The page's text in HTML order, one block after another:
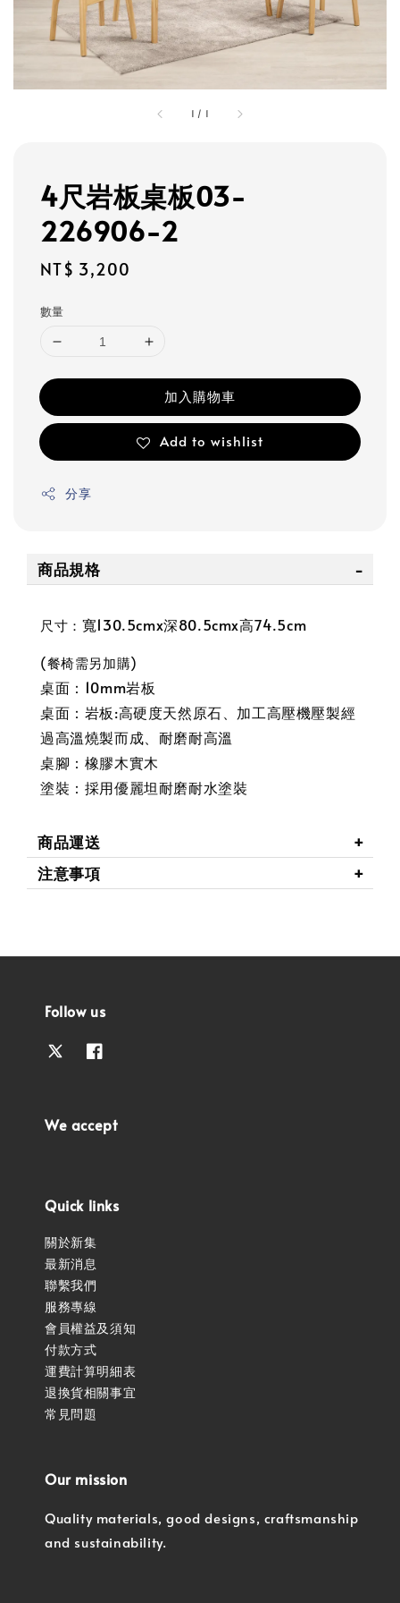
1 / 1
4尺岩板桌板03-
226906-2
Regular
NT$ 3,200
數量
加入購物車
Add to wishlist
分享
商品規格
尺寸： 寬130.5cmx深80.5cmx高74.5cm
(餐椅需另加購)
桌面：10mm岩板
桌面：岩板:高硬度天然原石、加工高壓機壓製經
過高溫燒製而成、耐磨耐高溫
桌腳：橡膠木實木
塗裝：採用優麗坦耐磨耐水塗裝
商品運送
注意事項
Follow us
We accept
Quick links
關於新集
最新消息
聯繫我們
服務專線
會員權益及須知
付款方式
運費計算明細表
退換貨相關事宜
常見問題
Our mission
Quality materials, good designs, craftsmanship
and sustainability.